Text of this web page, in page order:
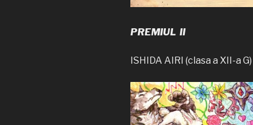
PREMIUL II
ISHIDA AIRI (clasa a XII-a G)